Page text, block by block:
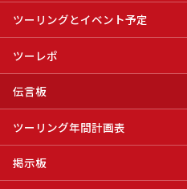
ツーリングとイベント予定
ツーレポ
伝言板
ツーリング年間計画表
掲示板